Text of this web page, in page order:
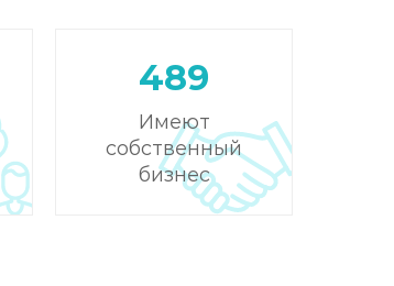
489
Имеют
собственный
бизнес